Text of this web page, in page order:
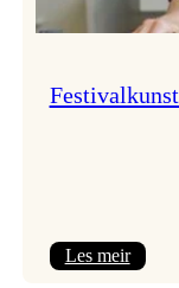
Les meir: